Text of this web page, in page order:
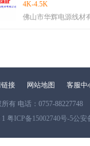
4K-4.5K
佛山市华辉电源线材
接 网站地图 客服中
所有 电话：0757-88227748
粤ICP备15002740号-5公安